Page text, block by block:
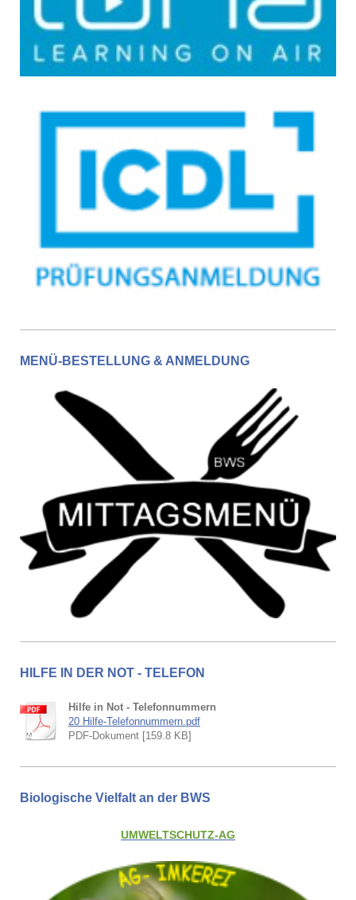
MENÜ-BESTELLUNG & ANMELDUNG
HILFE IN DER NOT - TELEFON
Hilfe in Not - Telefonnummern
20 Hilfe-Telefonnummern.pdf
PDF-Dokument [159.8 KB]
Biologische Vielfalt an der BWS
UMWELTSCHUTZ-AG